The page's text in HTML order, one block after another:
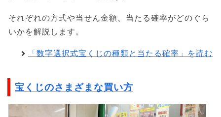
それぞれの方式や当せん金額、当たる確率がどのぐら
いかを解説します。
「数字選択式宝くじの種類と当たる確率」を読む
宝くじのさまざまな買い方